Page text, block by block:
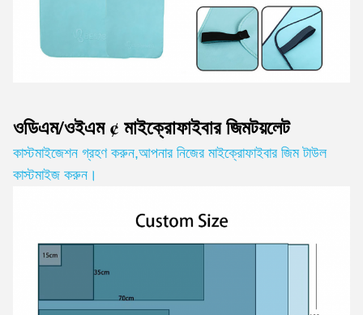
ওডিএম/ওইএম ¢ মাইক্রোফাইবার জিমটয়লেট
কাস্টমাইজেশন গ্রহণ করুন,আপনার নিজের মাইক্রোফাইবার জিম টাউল
কাস্টমাইজ করুন।